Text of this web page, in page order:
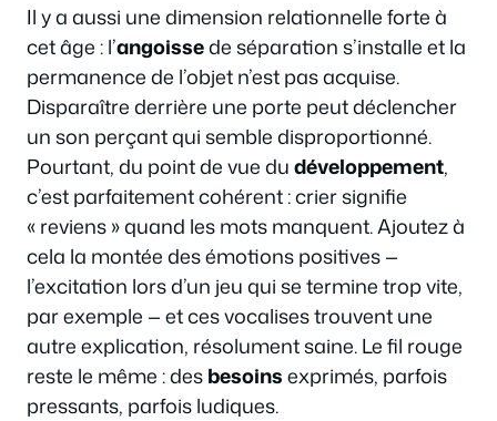
Il y a aussi une dimension relationnelle forte à
cet âge : l’angoissede séparation s’installe et la
permanence de l’objet n’est pas acquise.
Disparaître derrière une porte peut déclencher
un son perçant qui semble disproportionné.
Pourtant, du point de vue dudéveloppement,
c’est parfaitement cohérent : crier signifie
« reviens » quand les mots manquent. Ajoutez à
cela la montée des émotions positives —
l’excitation lors d’un jeu qui se termine trop vite,
par exemple — et ces vocalises trouvent une
autre explication, résolument saine. Le fil rouge
reste le même : desbesoinsexprimés, parfois
pressants, parfois ludiques.